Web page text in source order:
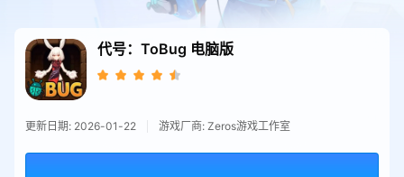
代号：ToBug 电脑版
更新日期: 2026-01-22 游戏厂商: Zeros游戏工作室